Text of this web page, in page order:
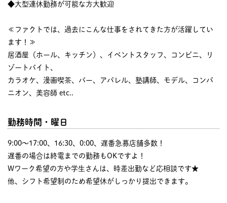
◆大型連休勤務が可能な方大歓迎
≪ファクトでは、過去にこんな仕事をされてきた方が活躍してい
ます！≫
居酒屋（ホール、キッチン）、イベントスタッフ、コンビニ、リ
ゾートバイト、
カラオケ、漫画喫茶、バー、アパレル、塾講師、モデル、コンパ
ニオン、美容師 etc..
勤務時間・曜日
9:00〜17:00、16:30、0:00、遅番急募店舗多数！
遅番の場合は終電までの勤務もOKですよ！
Wワーク希望の方や学生さんは、時差出勤など応相談です★
他、シフト希望制のため希望休がしっかり提出できます。